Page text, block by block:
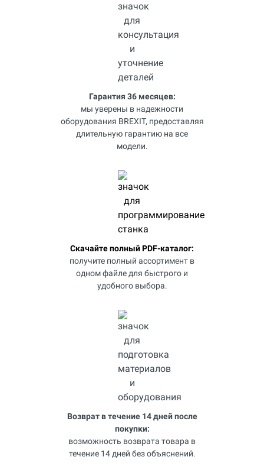
Гарантия 36 месяцев:
мы уверены в надежности
оборудования BREXIT, предоставляя
длительную гарантию на все
модели.
Скачайте полный PDF-каталог:
получите полный ассортимент в
одном файле для быстрого и
удобного выбора.
Возврат в течение 14 дней после
покупки:
возможность возврата товара в
течение 14 дней без объяснений.